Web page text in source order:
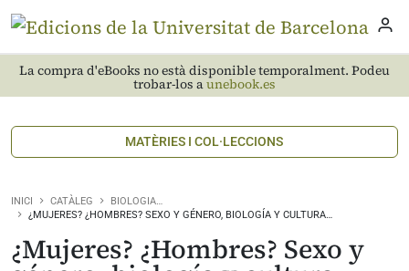
La compra d'eBooks no està disponible temporalment. Podeu
trobar-los aunebook.es
MATÈRIES I COL·LECCIONS
INICI CATÀLEG
BIOLOGIA…
¿MUJERES? ¿HOMBRES? SEXO Y GÉNERO, BIOLOGÍA Y CULTURA…
¿Mujeres? ¿Hombres? Sexo y